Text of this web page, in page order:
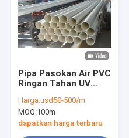
Pipa Pasokan Air PVC
Ringan Tahan UV
Tanpa Kebocoran
Harga:usd50-500/m
MOQ:100m
dapatkan harga terbaru